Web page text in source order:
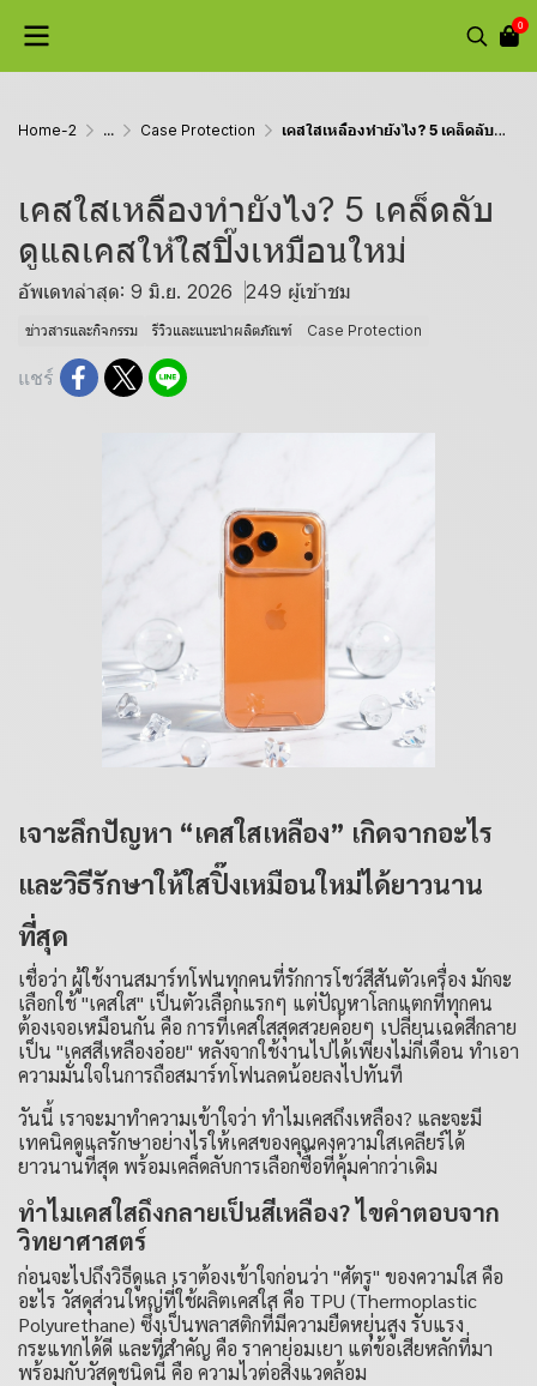
0
Home-2 ... Case Protection เคสใสเหลืองทำยังไง? 5 เคล็ดลับดูแลเคสให้ใสปิ๊งเหมือนใหม่
เคสใสเหลืองทำยังไง? 5 เคล็ดลับ
ดูแลเคสให้ใสปิ๊งเหมือนใหม่
อัพเดทล่าสุด: 9 มิ.ย. 2026 249 ผู้เข้าชม
ข่าวสารและกิจกรรม รีวิวและแนะนำผลิตภัณฑ์ Case Protection
แชร์
เจาะลึกปัญหา “เคสใสเหลือง” เกิดจากอะไร
และวิธีรักษาให้ใสปิ๊งเหมือนใหม่ได้ยาวนาน
ที่สุด
เชื่อว่า ผู้ใช้งานสมาร์ทโฟนทุกคนที่รักการโชว์สีสันตัวเครื่อง มักจะ
เลือกใช้ "เคสใส" เป็นตัวเลือกแรกๆ แต่ปัญหาโลกแตกที่ทุกคน
ต้องเจอเหมือนกัน คือ การที่เคสใสสุดสวยค่อยๆ เปลี่ยนเฉดสีกลาย
เป็น "เคสสีเหลืองอ๋อย" หลังจากใช้งานไปได้เพียงไม่กี่เดือน ทำเอา
ความมั่นใจในการถือสมาร์ทโฟนลดน้อยลงไปทันที
วันนี้ เราจะมาทำความเข้าใจว่า ทำไมเคสถึงเหลือง? และจะมี
เทคนิคดูแลรักษาอย่างไรให้เคสของคุณคงความใสเคลียร์ได้
ยาวนานที่สุด พร้อมเคล็ดลับการเลือกซื้อที่คุ้มค่ากว่าเดิม
ทำไมเคสใสถึงกลายเป็นสีเหลือง? ไขคำตอบจาก
วิทยาศาสตร์
ก่อนจะไปถึงวิธีดูแล เราต้องเข้าใจก่อนว่า "ศัตรู" ของความใส คือ
อะไร วัสดุส่วนใหญ่ที่ใช้ผลิตเคสใส คือ TPU (Thermoplastic
Polyurethane) ซึ่งเป็นพลาสติกที่มีความยืดหยุ่นสูง รับแรง
กระแทกได้ดี และที่สำคัญ คือ ราคาย่อมเยา แต่ข้อเสียหลักที่มา
พร้อมกับวัสดุชนิดนี้ คือ ความไวต่อสิ่งแวดล้อม